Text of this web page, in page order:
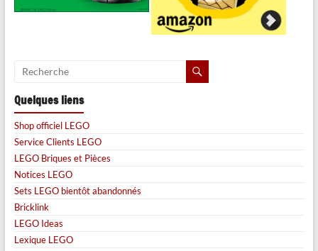
Quelques liens
Shop officiel LEGO
Service Clients LEGO
LEGO Briques et Pièces
Notices LEGO
Sets LEGO bientôt abandonnés
Bricklink
LEGO Ideas
Lexique LEGO